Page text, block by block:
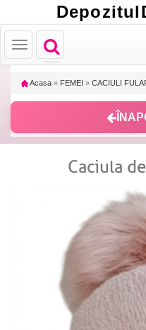
Toggle
navigation
Toggle
navigation
Acasa » FEMEI » CACIULI
Caciula